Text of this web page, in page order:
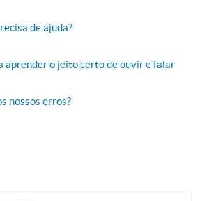
de ajuda?
aprender o jeito certo de ouvir e falar
nossos erros?